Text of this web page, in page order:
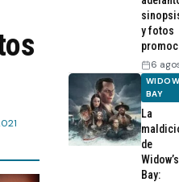
y fotos
6
BAY
La
de
Widow’s
Bay: